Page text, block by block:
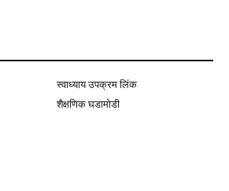
स्वाध्याय उपक्रम लिंक
शैक्षणिक घडामोडी